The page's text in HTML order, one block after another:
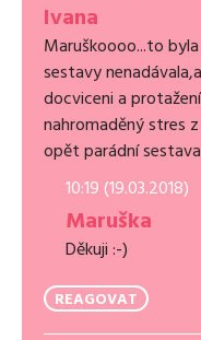
Ivana
Maruškoooo...to
sestavy
docviceni a
nahromaděný stres
opět parádní
10:19 (19.03.2018)
Maruška
Děkuji :-)
REAGOVAT